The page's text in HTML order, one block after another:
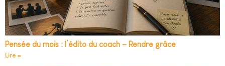
Pensée du mois : l’édito du coach – Rendre grâce
Lire »